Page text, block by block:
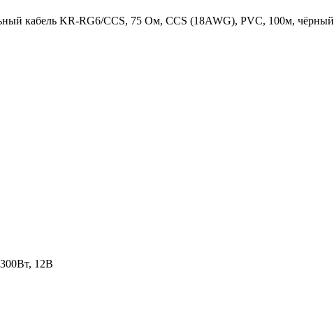
кабель KR-RG6/CCS, 75 Ом, CCS (18AWG), PVC, 100м, чёрный
12В